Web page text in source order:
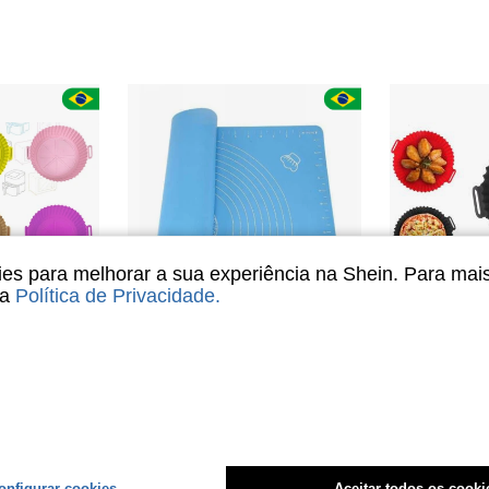
R$10,87
para melhorar a sua experiência na Shein. Para
Política de Privacidade.